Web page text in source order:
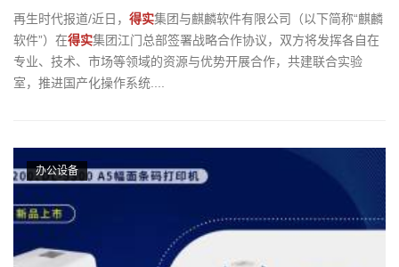
再生时代报道/近日， 得实集团与麒麟软件有限公司（以下简称“麒麟
软件”）在得实集团江门总部签署战略合作协议，双方将发挥各自在
专业、技术、市场等领域的资源与优势开展合作，共建联合实验
室，推进国产化操作系统....
办公设备